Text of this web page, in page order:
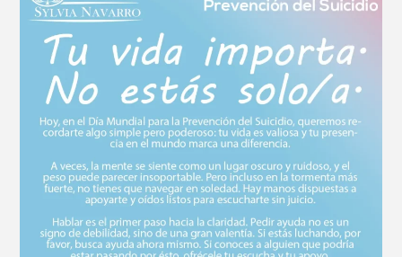
importa.
estás
solo/a.